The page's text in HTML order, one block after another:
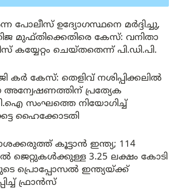
പോലീസ് ഉദ്യോഗസ്ഥനെ മർദ്ദിച്ചു,
മുഫ്തിക്കെതിരെ കേസ്: വനിതാ
കയ്യേറ്റം ചെയ്തതെന്ന് പി.ഡി.പി.
കർ കേസ്: തെളിവ് നശിപ്പിക്കലിൽ
അന്വേഷണത്തിന് പ്രത്യേക
സംഘത്തെ നിയോഗിച്ച്
ഹൈക്കോടതി
കൂട്ടാൻ ഇന്ത്യ; 114
ജെറ്റുകൾക്കുള്ള 3.25 ലക്ഷം കോടി
പ്രൊപ്പോസൽ ഇന്ത്യയ്ക്ക്
ഫ്രാൻസ്